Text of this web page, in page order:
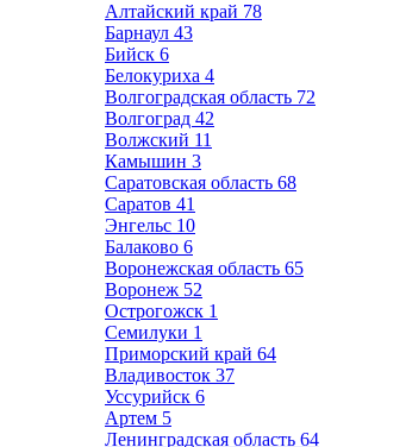
Алтайский край 78
Барнаул 43
Бийск 6
Белокуриха 4
Волгоградская область 72
Волгоград 42
Волжский 11
Камышин 3
Саратовская область 68
Саратов 41
Энгельс 10
Балаково 6
Воронежская область 65
Воронеж 52
Острогожск 1
Семилуки 1
Приморский край 64
Владивосток 37
Уссурийск 6
Артем 5
Ленинградская область 64